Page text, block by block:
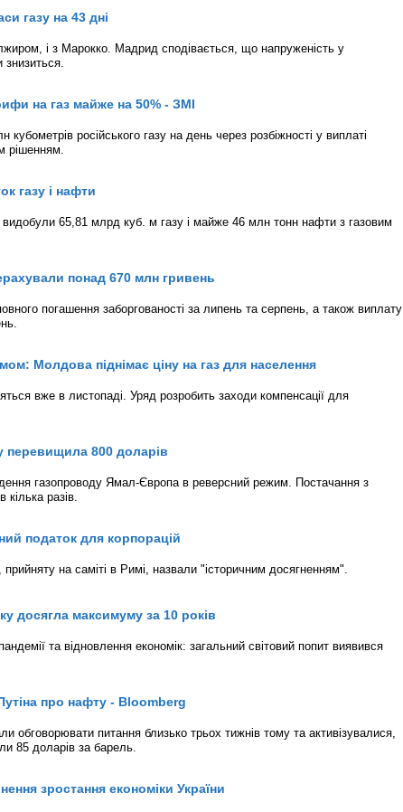
газу на 43 дні
і з Марокко. Мадрид сподівається, що напруженість у
знизиться.
на газ майже на 50% - ЗМІ
російського газу на день через розбіжності у виплаті
рішенням.
газу і нафти
видобули 65,81 млрд куб. м газу і майже 46 млн тонн нафти з газовим
понад 670 млн гривень
погашення заборгованості за липень та серпень, а також виплату
Молдова піднімає ціну на газ для населення
вже в листопаді. Уряд розробить заходи компенсації для
перевищила 800 доларів
газопроводу Ямал-Європа в реверсний режим. Постачання з
разів.
податок для корпорацій
прийняту на саміті в Римі, назвали "історичним досягненням".
досягла максимуму за 10 років
та відновлення економік: загальний світовий попит виявився
про нафту - Bloomberg
обговорювати питання близько трьох тижнів тому та активізувалися,
85 доларів за барель.
зростання економіки України